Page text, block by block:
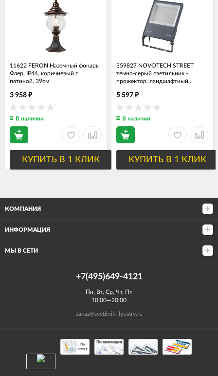
11622 FERON Наземный фонарь
Флер, IP44, коричневый с
патиной, 39см
3 958 ₽
В наличии
КУПИТЬ В 1 КЛИК
359827 NOVOTECH STREET
темно-серый cветильник -
прожектор, ландшафтный
4000K, 100-300V
5 597 ₽
В наличии
КУПИТЬ В 1 КЛИК
КОМПАНИЯ
ИНФОРМАЦИЯ
МЫ В СЕТИ
+7(495)649-4121
Пн, Вт, Ср, Чт, Пт
10:00—20:00
zakaz@svetilniki-lyustry.ru